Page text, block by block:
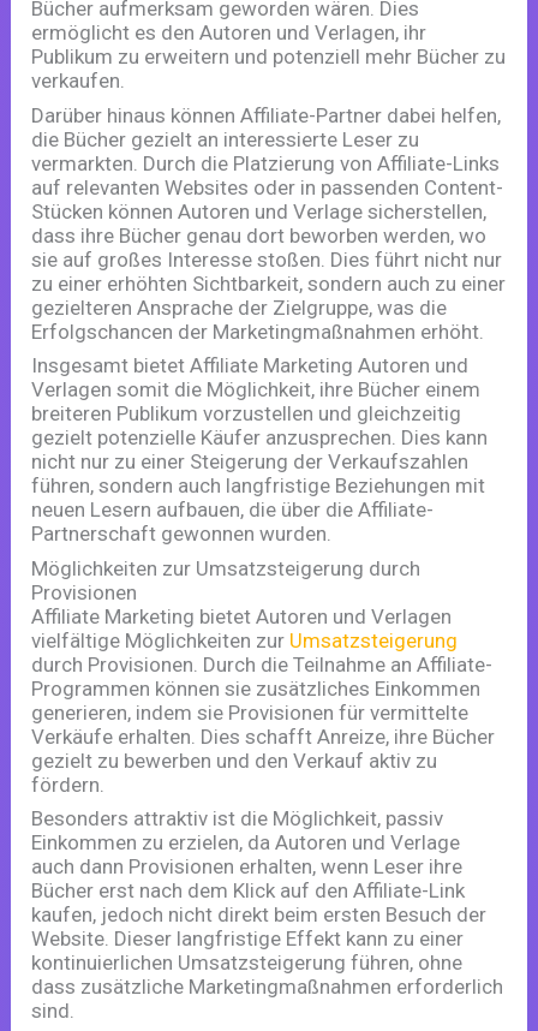
Bücher aufmerksam geworden wären. Dies
ermöglicht es den Autoren und Verlagen, ihr
Publikum zu erweitern und potenziell mehr Bücher zu
verkaufen.
Darüber hinaus können Affiliate-Partner dabei helfen,
die Bücher gezielt an interessierte Leser zu
vermarkten. Durch die Platzierung von Affiliate-Links
auf relevanten Websites oder in passenden Content-
Stücken können Autoren und Verlage sicherstellen,
dass ihre Bücher genau dort beworben werden, wo
sie auf großes Interesse stoßen. Dies führt nicht nur
zu einer erhöhten Sichtbarkeit, sondern auch zu einer
gezielteren Ansprache der Zielgruppe, was die
Erfolgschancen der Marketingmaßnahmen erhöht.
Insgesamt bietet Affiliate Marketing Autoren und
Verlagen somit die Möglichkeit, ihre Bücher einem
breiteren Publikum vorzustellen und gleichzeitig
gezielt potenzielle Käufer anzusprechen. Dies kann
nicht nur zu einer Steigerung der Verkaufszahlen
führen, sondern auch langfristige Beziehungen mit
neuen Lesern aufbauen, die über die Affiliate-
Partnerschaft gewonnen wurden.
Möglichkeiten zur Umsatzsteigerung durch
Provisionen
Affiliate Marketing bietet Autoren und Verlagen
vielfältige Möglichkeiten zur Umsatzsteigerung
durch Provisionen. Durch die Teilnahme an Affiliate-
Programmen können sie zusätzliches Einkommen
generieren, indem sie Provisionen für vermittelte
Verkäufe erhalten. Dies schafft Anreize, ihre Bücher
gezielt zu bewerben und den Verkauf aktiv zu
fördern.
Besonders attraktiv ist die Möglichkeit, passiv
Einkommen zu erzielen, da Autoren und Verlage
auch dann Provisionen erhalten, wenn Leser ihre
Bücher erst nach dem Klick auf den Affiliate-Link
kaufen, jedoch nicht direkt beim ersten Besuch der
Website. Dieser langfristige Effekt kann zu einer
kontinuierlichen Umsatzsteigerung führen, ohne
dass zusätzliche Marketingmaßnahmen erforderlich
sind.